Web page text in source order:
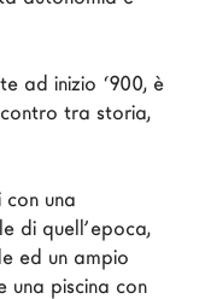
ad inizio ‘900, è
tra storia,
una
di quell’epoca,
ed un ampio
una piscina con